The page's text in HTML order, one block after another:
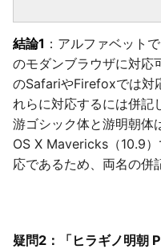
結論1 ：アルファベット
のモダンブラウザに対応
のSafariやFirefoxでは対
れらに対応するには併記
游ゴシック体と游明朝体
OS X Mavericks（10.9
応であるため、両名の併
疑問2：「ヒラギノ明朝